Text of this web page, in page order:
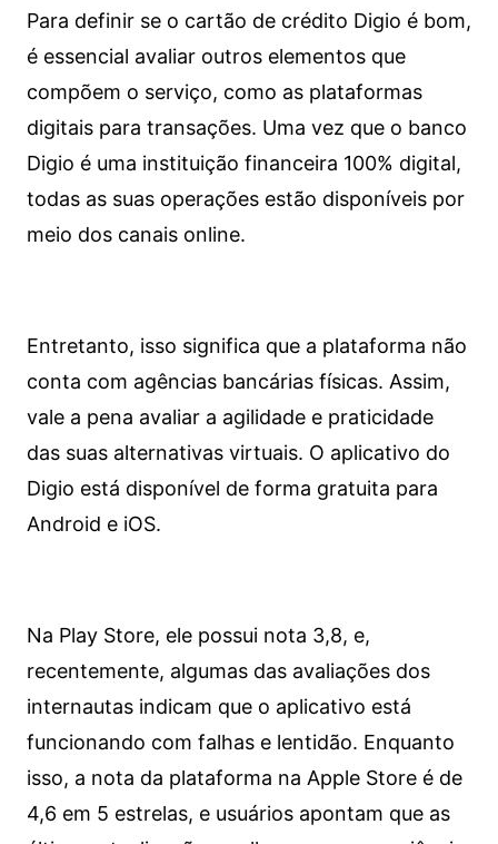
Para definir se o cartão de crédito Digio é bom,
é essencial avaliar outros elementos que
compõem o serviço, como as plataformas
digitais para transações. Uma vez que o banco
Digio é uma instituição financeira 100% digital,
todas as suas operações estão disponíveis por
meio dos canais online.
Entretanto, isso significa que a plataforma não
conta com agências bancárias físicas. Assim,
vale a pena avaliar a agilidade e praticidade
das suas alternativas virtuais. O aplicativo do
Digio está disponível de forma gratuita para
Android e iOS.
Na Play Store, ele possui nota 3,8, e,
recentemente, algumas das avaliações dos
internautas indicam que o aplicativo está
funcionando com falhas e lentidão. Enquanto
isso, a nota da plataforma na Apple Store é de
4,6 em 5 estrelas, e usuários apontam que as